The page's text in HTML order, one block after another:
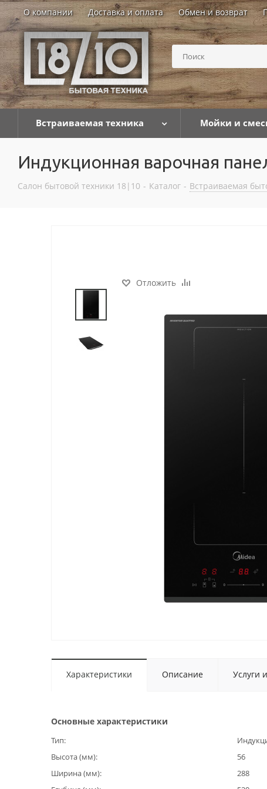
О компании Доставка и оплата Обмен и возврат
Встраиваемая техника Мойки и
Индукционная варочная
Салон бытовой техники 18|10 - Каталог - Встраиваемая
Отложить
Характеристики Описание Услуги
Основные характеристики
Тип
Высота (мм)
56
Ширина (мм)
288